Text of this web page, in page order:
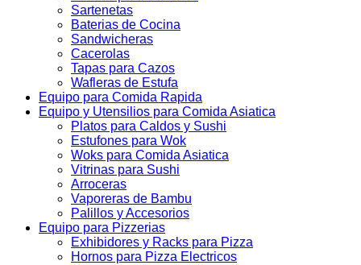
Sartenetas
Baterias de Cocina
Sandwicheras
Cacerolas
Tapas para Cazos
Wafleras de Estufa
Equipo para Comida Rapida
Equipo y Utensilios para Comida Asiatica
Platos para Caldos y Sushi
Estufones para Wok
Woks para Comida Asiatica
Vitrinas para Sushi
Arroceras
Vaporeras de Bambu
Palillos y Accesorios
Equipo para Pizzerias
Exhibidores y Racks para Pizza
Hornos para Pizza Electricos